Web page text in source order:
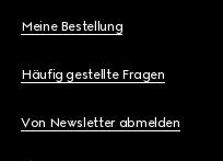
Meine Bestellung
Häufig gestellte Fragen
Von Newsletter abmelden